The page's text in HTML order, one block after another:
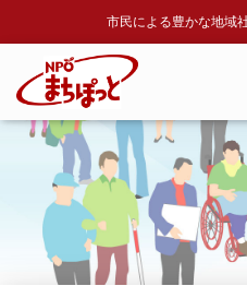
市民による豊かな地域